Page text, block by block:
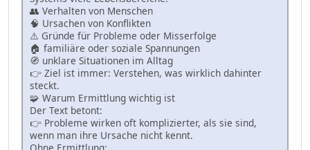
👥 Verhalten von Menschen
🧠 Ursachen von Konflikten
⚠️ Gründe für Probleme oder Misserfolge
🏠 familiäre oder soziale Spannungen
🧭 unklare Situationen im Alltag
👉 Ziel ist immer: Verstehen, was wirklich dahinter
steckt.
🧩 Warum Ermittlung wichtig ist
Der Text betont:
👉 Probleme wirken oft komplizierter, als sie sind,
wenn man ihre Ursache nicht kennt.
Ohne Ermittlung: